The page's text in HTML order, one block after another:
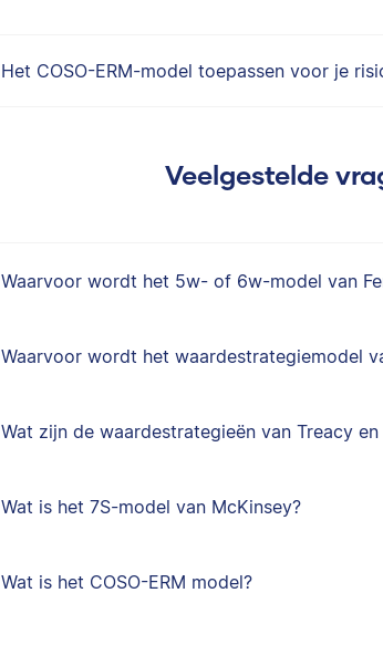
Het COSO-ERM-model toepassen voor je
Veelgestelde
Waarvoor wordt het 5w- of 6w-model van
Waarvoor wordt het waardestrategiemodel
Wat zijn de waardestrategieën van Treacy en
Wat is het 7S-model van McKinsey?
Wat is het COSO-ERM model?